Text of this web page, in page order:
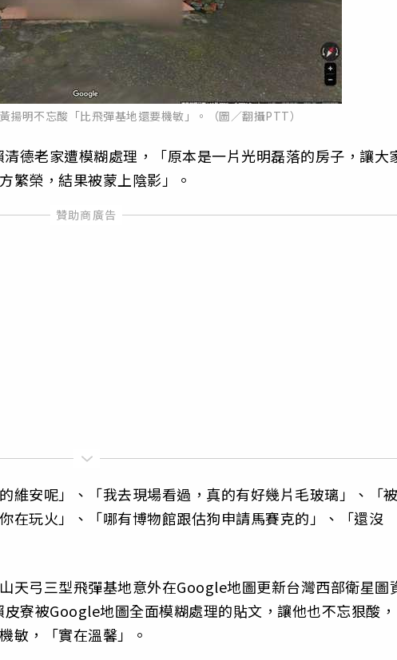
揚明不忘酸「比飛彈基地還要機敏」。（圖／翻攝PTT）
德老家遭模糊處理，「原本是一片光明磊落的房子，讓大
繁榮，結果被蒙上陰影」。
維安呢」、「我去現場看過，真的有好幾片毛玻璃」、「
在玩火」、「哪有博物館跟估狗申請馬賽克的」、「還沒
天弓三型飛彈基地意外在Google地圖更新台灣西部衛星圖
寮被Google地圖全面模糊處理的貼文，讓他也不忘狠酸，
敏，「實在溫馨」。